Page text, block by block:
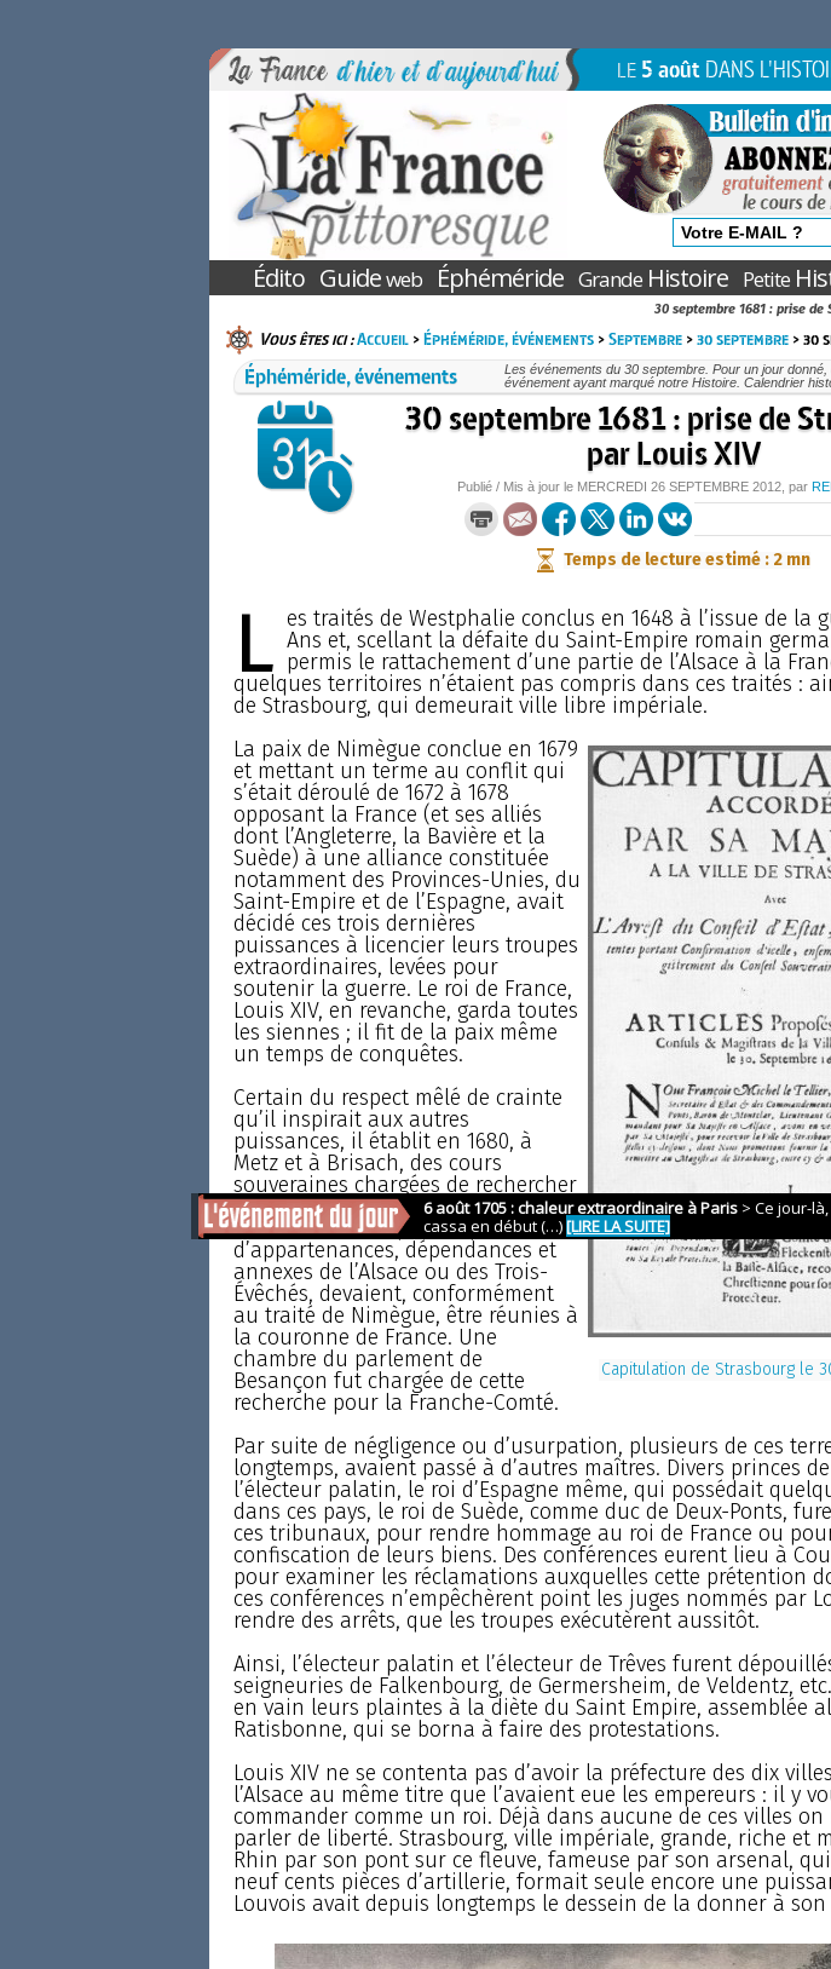
LE 5 aoûtDANS
Édito Guideweb Éphéméride GrandeHistoire Petite
30 septembre 1681 : prise de
Vous êtes ici :Accueil>Éphéméride, événements>Septembre>30 septembre> 30
Éphéméride, événements
Les événements du 30 septembre. Pour un jour
événement ayant marqué notre Histoire. Calendrier
30 septembre 1681 : prise de
par Louis XIV
Publié / Mis à jour le MERCREDI 26 SEPTEMBRE 2012 , par
Temps de lecture estimé : 2 mn
L es traités de Westphalie conclus en 1648 à l’issue de la
Ans et, scellant la défaite du Saint-Empire romain
permis le rattachement d’une partie de l’Alsace à la
quelques territoires n’étaient pas compris dans ces traités :
de Strasbourg, qui demeurait ville libre impériale.
Capitulation de Strasbourg le
La paix de Nimègue conclue en 1679
et mettant un terme au conflit qui
s’était déroulé de 1672 à 1678
opposant la France (et ses alliés
dont l’Angleterre, la Bavière et la
Suède) à une alliance constituée
notamment des Provinces-Unies, du
Saint-Empire et de l’Espagne, avait
décidé ces trois dernières
puissances à licencier leurs troupes
extraordinaires, levées pour
soutenir la guerre. Le roi de France,
Louis XIV, en revanche, garda toutes
les siennes ; il fit de la paix même
un temps de conquêtes.
Certain du respect mêlé de crainte
qu’il inspirait aux autres
puissances, il établit en 1680, à
Metz et à Brisach, des cours
souveraines chargées de rechercher
et décider quelles étaient les terres
et les domaines qui, en qualité
d’appartenances, dépendances et
annexes de l’Alsace ou des Trois-
Évêchés, devaient, conformément
au traité de Nimègue, être réunies à
la couronne de France. Une
chambre du parlement de
Besançon fut chargée de cette
recherche pour la Franche-Comté.
Par suite de négligence ou d’usurpation, plusieurs de ces
longtemps, avaient passé à d’autres maîtres. Divers princes de
l’électeur palatin, le roi d’Espagne même, qui possédait
dans ces pays, le roi de Suède, comme duc de Deux-Ponts,
ces tribunaux, pour rendre hommage au roi de France ou
confiscation de leurs biens. Des conférences eurent lieu à
pour examiner les réclamations auxquelles cette prétention
ces conférences n’empêchèrent point les juges nommés par
rendre des arrêts, que les troupes exécutèrent aussitôt.
Ainsi, l’électeur palatin et l’électeur de Trêves furent
seigneuries de Falkenbourg, de Germersheim, de Veldentz,
en vain leurs plaintes à la diète du Saint Empire, assemblée
Ratisbonne, qui se borna à faire des protestations.
Louis XIV ne se contenta pas d’avoir la préfecture des dix
l’Alsace au même titre que l’avaient eue les empereurs : il y
commander comme un roi. Déjà dans aucune de ces villes on
parler de liberté. Strasbourg, ville impériale, grande, riche et
Rhin par son pont sur ce fleuve, fameuse par son arsenal,
neuf cents pièces d’artillerie, formait seule encore une
Louvois avait depuis longtemps le dessein de la donner à